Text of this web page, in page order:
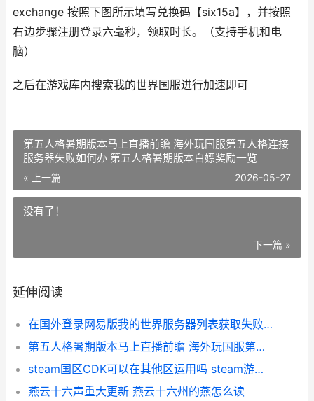
exchange 按照下图所示填写兑换码【six15a】，并按照
右边步骤注册登录六毫秒，领取时长。（支持手机和电
脑）
之后在游戏库内搜索我的世界国服进行加速即可
第五人格暑期版本马上直播前瞻 海外玩国服第五人格连接
服务器失败如何办 第五人格暑期版本白嫖奖励一览
« 上一篇 2026-05-27
没有了！
下一篇 »
延伸阅读
在国外登录网易版我的世界服务器列表获取失败如何办 网易海外用户会有防沉迷吗
第五人格暑期版本马上直播前瞻 海外玩国服第五人格连接服务器失败如何办 第五人格暑期版本白嫖奖励一览
steam国区CDK可以在其他区运用吗 steam游戏地区不可用化解 steam国区cdk可以在国外玩
燕云十六声重大更新 燕云十六州的燕怎么读